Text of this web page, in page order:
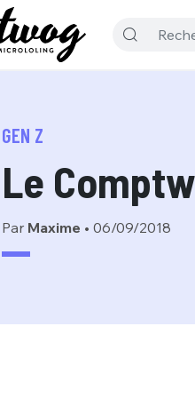
GEN Z
Le
Par Maxime • 06/09/2018